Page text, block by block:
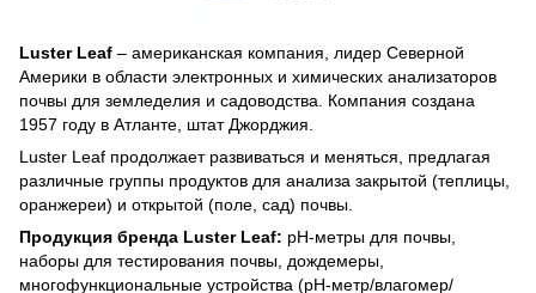
Luster Leaf – американская компания, лидер Северной
Америки в области электронных и химических анализаторов
почвы для земледелия и садоводства. Компания создана
1957 году в Атланте, штат Джорджия.
Luster Leaf продолжает развиваться и меняться, предлагая
различные группы продуктов для анализа закрытой (теплицы,
оранжереи) и открытой (поле, сад) почвы.
Продукция бренда Luster Leaf: pH-метры для почвы,
наборы для тестирования почвы, дождемеры,
многофункциональные устройства (pH-метр/влагомер/